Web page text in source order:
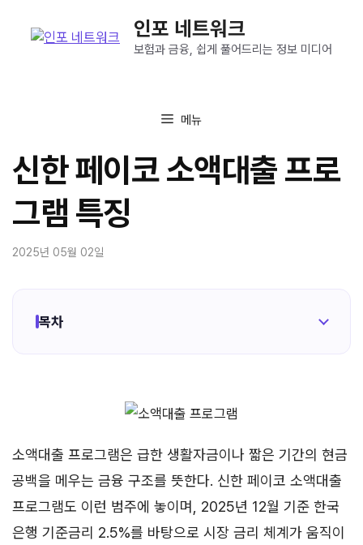
인포 네트워크
보험과 금융, 쉽게 풀어드리는 정보 미디어
메뉴
신한 페이코 소액대출 프로
그램 특징
2025년 05월 02일
목차
소액대출 프로그램은 급한 생활자금이나 짧은 기간의 현금
공백을 메우는 금융 구조를 뜻한다. 신한 페이코 소액대출
프로그램도 이런 범주에 놓이며, 2025년 12월 기준 한국
은행 기준금리 2.5%를 바탕으로 시장 금리 체계가 움직이